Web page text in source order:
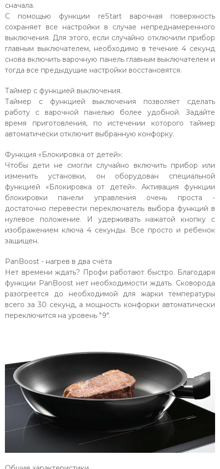
сначала.
С помощью функции reStart варочная поверхность
сохраняет все настройки в случае непреднамеренного
выключения. Для этого, если случайно отключили прибор
главным выключателем, необходимо в течение 4 секунд
снова включить варочную панель главным выключателем и
тогда все предыдущие настройки восстановятся.
Таймер с функцией выключения.
Таймер с функцией выключения позволяет сделать
работу с варочной панелью более удобной. Задайте
время приготовления, по истечении которого таймер
автоматически отключит выбранную конфорку.
Функция «Блокировка от детей»:
Чтобы дети не смогли случайно включить прибор или
изменить установки, он оборудован специальной
функцией «Блокировка от детей». Активация функции
блокировки панели управления очень проста -
достаточно перевести переключатель выбора функций в
нулевое положение. И удерживать нажатой кнопку с
изображением ключа 4 секунды. Все просто и ребенок
защищен.
PanBoost - нагрев в два счёта
Нет времени ждать? Профи работают быстро. Благодаря
функции PanBoost нет необходимости ждать. Сковорода
разогреется до необходимой для жарки температуры
всего за 30 секунд, а мощность конфорки автоматически
переключится на уровень "9".